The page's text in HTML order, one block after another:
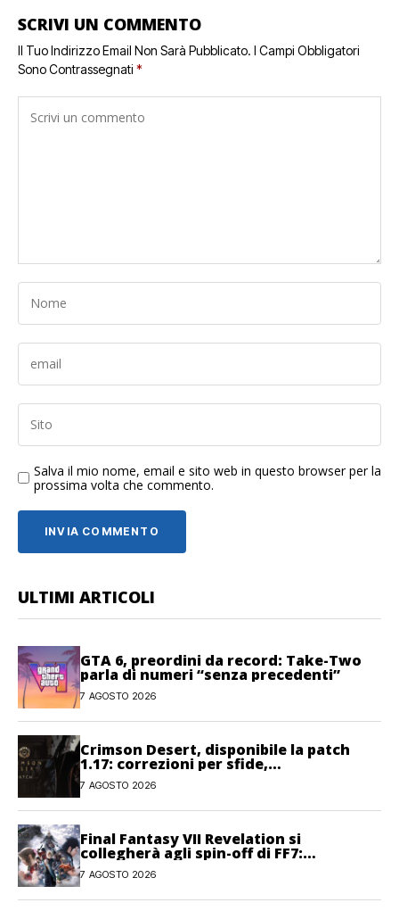
SCRIVI UN COMMENTO
Il Tuo Indirizzo Email Non Sarà Pubblicato. I Campi Obbligatori
Sono Contrassegnati *
Salva il mio nome, email e sito web in questo browser per la
prossima volta che commento.
ULTIMI ARTICOLI
GTA 6, preordini da record: Take-Two
parla di numeri “senza precedenti”
7 AGOSTO 2026
Crimson Desert, disponibile la patch
1.17: correzioni per sfide,
combattimento e interfaccia
7 AGOSTO 2026
Final Fantasy VII Revelation si
collegherà agli spin-off di FF7:
Hamaguchi non si pone limiti
7 AGOSTO 2026